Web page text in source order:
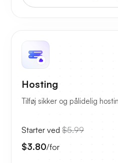
Hosting
Tilføj sikker og pålidelig
Starter ved $5.99
$3.80/for